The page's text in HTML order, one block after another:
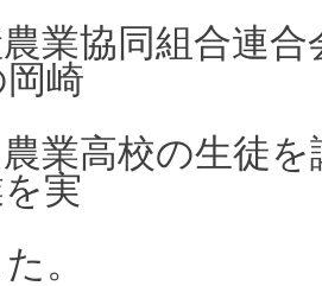
業協同組合連
崎
農業高校の生徒を
実
。